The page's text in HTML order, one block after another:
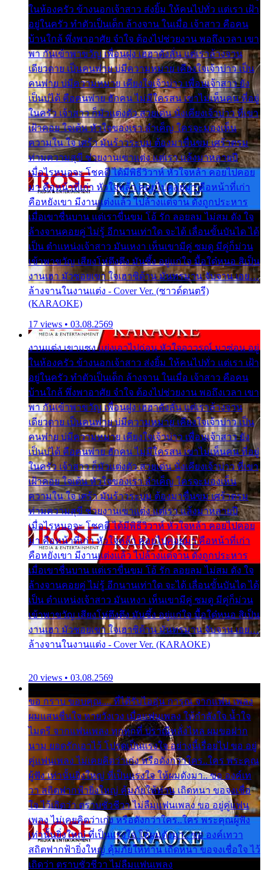
ในห้องครัว ข้างนอกเจ้าสาว ส่งยิ้ม ให้คนไปทั่ว แต่เรา เฝ้า
อยู่ในครัว ทำตัวเป็นเด็ก ล้างจาน ในเมื่อ เจ้าสาว คือคน
บ้านใกล้ พึ่งพาอาศัย จำใจ ต้องไปช่วยงาน พอถึงเวลา เขา
พา กันเข้าพาขวัญ เพื่อนฝูง เฮฮาดังลั่น แต่เราล้างจาน
เดียวดาย เป็นคนพ่าย บ่มีความหมาย เคียงใจเจ้าบ่าว เป็น
คนพ่าย บ่มีความหมาย เคียงใจเจ้าบ่าว เพื่อนเจ้าสาว ยัง
เป็นบ่ได้ คือคนพ่าย ฮักคน ไม่มีใครสน เขาไม่เห็นคน ที่อยู่
ในครัว เจ้าสาว ก็มัวแต่งตัว สวยเด่น นั่งเคียงเจ้าบ่าว ที่เขา
เฝ้าคอย ใจเต้น หัวใจของเรา ลำเค็ญ ใครจะมองเห็น
ความใน ใจ เศร้า มันร้าวระบม ต้องมาขื่นขม เศร้าตรม
ท่ามความสุขี ช่วยงานเขาแต่ง แต่เรา แล้งมาหลายปี
เมื่อไรหนอจะ โชคดี ได้มีพิธีวิวาห์ หัวใจหล้า คอยไปคอย
มา คือหน้าที่เก่า หัวใจหล้า คอยไปคอยมา คือหน้าที่เก่า
คือหยังเขา มีงานแต่งแล้ว ไปล้างแต่จาน ดั่งถูกประหาร
เมื่อเขาชื่นบาน แต่เราขื่นขม โอ้ รัก ลอยลม ไม่สม ดัง ใจ
ล้างจานคอยคู่ ไม่รู้ อีกนานเท่าใด จะได้ เลื่อนขั้นบันได ได้
เป็น ตำแหน่งเจ้าสาว มันเหงา เห็นเขามีคู่ ซมดู มีคู่ก็ม่วน
เข้าพาขวัญ เสียงโห่ตึงตึง มันซึ้ง อยู่แก่ใจ มื้อใด๋หนอ สิเป็น
งานเฮา มัวซอยเขา ใจเฮาซิด้าน มันทรมาน จับจาน เอย…
ล้างจานในงานแต่ง - Cover Ver. (ซาวด์ดนตรี)
(KARAOKE)
17 views • 03.08.2569
งานแต่ง เขาแซง แย่งเอาไปก่อน หัวใจอาวรณ์ มาซ่อน อยู่
ในห้องครัว ข้างนอกเจ้าสาว ส่งยิ้ม ให้คนไปทั่ว แต่เรา เฝ้า
อยู่ในครัว ทำตัวเป็นเด็ก ล้างจาน ในเมื่อ เจ้าสาว คือคน
บ้านใกล้ พึ่งพาอาศัย จำใจ ต้องไปช่วยงาน พอถึงเวลา เขา
พา กันเข้าพาขวัญ เพื่อนฝูง เฮฮาดังลั่น แต่เราล้างจาน
เดียวดาย เป็นคนพ่าย บ่มีความหมาย เคียงใจเจ้าบ่าว เป็น
คนพ่าย บ่มีความหมาย เคียงใจเจ้าบ่าว เพื่อนเจ้าสาว ยัง
เป็นบ่ได้ คือคนพ่าย ฮักคน ไม่มีใครสน เขาไม่เห็นคน ที่อยู่
ในครัว เจ้าสาว ก็มัวแต่งตัว สวยเด่น นั่งเคียงเจ้าบ่าว ที่เขา
เฝ้าคอย ใจเต้น หัวใจของเรา ลำเค็ญ ใครจะมองเห็น
ความใน ใจ เศร้า มันร้าวระบม ต้องมาขื่นขม เศร้าตรม
ท่ามความสุขี ช่วยงานเขาแต่ง แต่เรา แล้งมาหลายปี
เมื่อไรหนอจะ โชคดี ได้มีพิธีวิวาห์ หัวใจหล้า คอยไปคอย
มา คือหน้าที่เก่า หัวใจหล้า คอยไปคอยมา คือหน้าที่เก่า
คือหยังเขา มีงานแต่งแล้ว ไปล้างแต่จาน ดั่งถูกประหาร
เมื่อเขาชื่นบาน แต่เราขื่นขม โอ้ รัก ลอยลม ไม่สม ดัง ใจ
ล้างจานคอยคู่ ไม่รู้ อีกนานเท่าใด จะได้ เลื่อนขั้นบันได ได้
เป็น ตำแหน่งเจ้าสาว มันเหงา เห็นเขามีคู่ ซมดู มีคู่ก็ม่วน
เข้าพาขวัญ เสียงโห่ตึงตึง มันซึ้ง อยู่แก่ใจ มื้อใด๋หนอ สิเป็น
งานเฮา มัวซอยเขา ใจเฮาซิด้าน มันทรมาน จับจาน เอย…
ล้างจานในงานแต่ง - Cover Ver. (KARAOKE)
20 views • 03.08.2569
ขอ กราบ ขอบคุณ.... ที่ได้รับไออุ่น การุณ จากแฟน เพลง
ผมแสนชื่นใจ หายวังเวง เมื่อแฟนเพลง ให้กำลังใจ น้ำใจ
ไมตรี จากแฟนเพลง ทุกทุกที่ ปราณีหลั่งไหล ผมขอฝาก
นาม ยอดรักเอาไว้ โปรดเป็นแรงใจ อย่างนี้เรื่อยไป ขอ อยู่
คู่แฟนเพลง ไม่เคยคิดว่าเก่ง หรือดังกว่าใคร..ใคร พระคุณ
ผู้ฟัง เท่านั้นยิ่งใหญ่ ที่เป็นแรงใจ ให้ผมดังมา.. ขอ องค์เท
วา สถิตฟากฟ้ายิ่งใหญ่ คุ้มภัยให้ท่าน เถิดหนา ขอจงเชื่อ
ใจ ไว้เถิดว่า ตราบชั่วชีวา ไม่ลืมแฟนเพลง ขอ อยู่คู่แฟน
เพลง ไม่เคยคิดว่าเก่ง หรือดังกว่าใคร..ใคร พระคุณผู้ฟัง
เท่านั้นยิ่งใหญ่ ที่เป็นแรงใจ ให้ผมดังมา.. ขอ องค์เทวา
สถิตฟากฟ้ายิ่งใหญ่ คุ้มภัยให้ท่าน เถิดหนา ขอจงเชื่อใจ ไว้
เถิดว่า ตราบชั่วชีวา ไม่ลืมแฟนเพลง